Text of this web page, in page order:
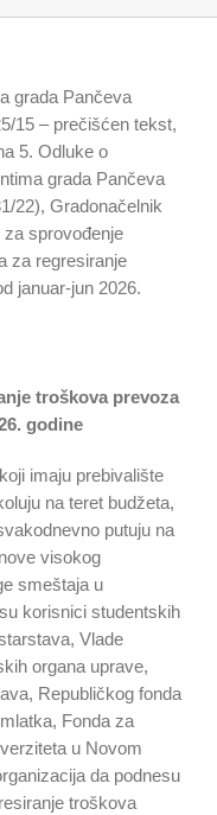
grada Pančeva
15 – prečišćen tekst,
5. Odluke o
grada Pančeva
22), Gradonačelnik
sprovođenje
za regresiranje
januar-jun 2026.
troškova prevoza
godine
imaju prebivalište
na teret budžeta,
putuju na
visokog
smeštaja u
korisnici studentskih
Vlade
organa uprave,
Republičkog fonda
Fonda za
u Novom
da podnesu
troškova